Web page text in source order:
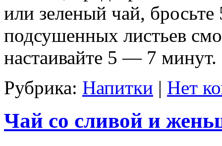
или зеленый чай,
подсушенных листьев
настаивайте 5 — 7 минут.
Рубрика: Напитки | Нет
Чай со сливой и